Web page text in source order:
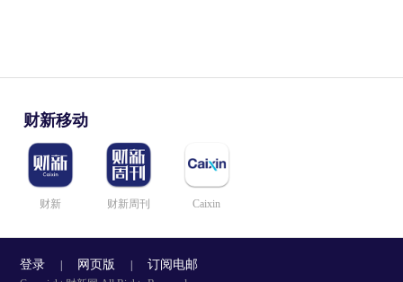
财新移动
财新 财新周刊 Caixin
登录 网页版 订阅电邮